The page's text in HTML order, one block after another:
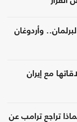
وأردوغان
مع إيران
تراجع ترامب عن